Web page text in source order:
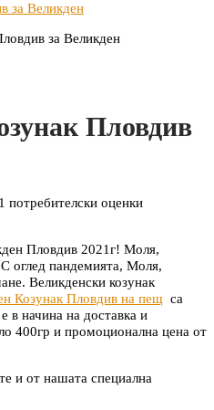
Пловдив
1 потребителски оценки
Пловдив 2021г! Моля,
оглед пандемията, Моля,
Великденски козунак
Козунак Пловдив на пещ са
в начина на доставка и
400гр и промоционална цена от
и от нашата специална